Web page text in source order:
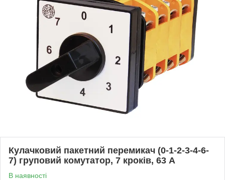
Кулачковий пакетний перемикач (0-1-2-3-4-6-
7) груповий комутатор, 7 кроків, 63 А
В наявності